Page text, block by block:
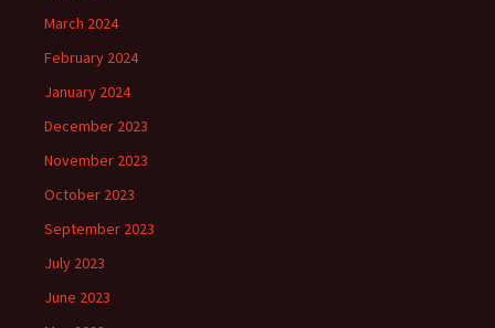
March 2024
February 2024
January 2024
December 2023
November 2023
October 2023
September 2023
July 2023
June 2023